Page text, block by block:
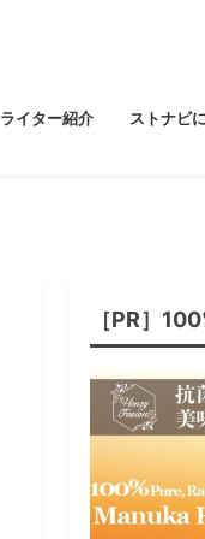
ライター紹介 ストナビ
［PR］